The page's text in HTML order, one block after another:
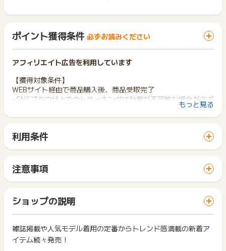
ポイント獲得条件 必ずお読みください
アフィリエイト広告を利用しています
【獲得対象条件】
WEBサイト経由で商品購入後、商品受取完了
※SNSブラウザ上でのトラッキングは計測が不可能な場合がござ
計測が不可能な場合は獲得対象とはなりませんので、あらか
【獲得対象外条件】
場合
※ポイント利用分、送料、消費税
※Shoplistファッション通販アプリ経由の購入
※ポイントに関するお問い合わせは、ポイントタウンのサポート
お問い合わせをした場合、ポイント獲得対象外となる場合がご
ざいます。
もっと見る
利用条件
サイトに移動してからお申し込みやお買い物が完了するまでの
間に、同じブラウザ（※）で他のサイトに移動した場合はポイン
ト獲得ができません。
「 ショッピングでポイントGET 」ボタンを押した時とサービ
ス・お買い物利用時で、デバイス・ブラウザが異なる場合はポ
イント獲得ができません。
2回以上同じお買い物・サービスをご利用される場合は、毎回
ポイントタウンに戻り、「 ショッピングでポイントGET 」ボ
注意事項
一部のサービスにつきましては、1商品につき10円単位の金額
は切り捨てとなります。
ポイント獲得が1ポイント未満のものは切り捨てとなり、ポイ
ント履歴には記載されません。
原則として広告主側のポイント等を利用して支払われた金額分
につきましては、ポイントタウンのポイント獲得の対象には含
ショップの説明
雑誌掲載や人気モデル着用の定番からトレンド感満載の新着ア
イテム続々発売！